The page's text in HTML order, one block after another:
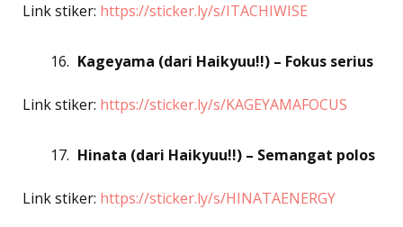
Link stiker: https://sticker.ly/s/ITACHIWISE
Kageyama (dari Haikyuu!!) – Fokus serius
Link stiker: https://sticker.ly/s/KAGEYAMAFOCUS
Hinata (dari Haikyuu!!) – Semangat polos
Link stiker: https://sticker.ly/s/HINATAENERGY